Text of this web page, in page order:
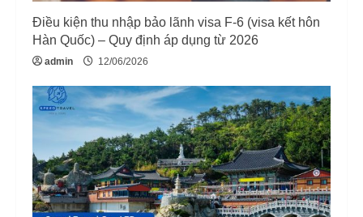
n
g
Điều kiện thu nhập bảo lãnh visa F-6 (visa kết hôn
Hàn Quốc) – Quy định áp dụng từ 2026
admin 12/06/2026